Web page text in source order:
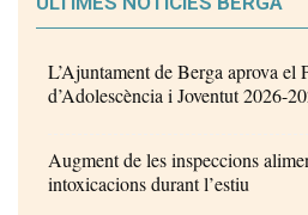
L’Ajuntament de Berga aprova el
d’Adolescència i Joventut 2026-
Augment de les inspeccions
intoxicacions durant l’estiu